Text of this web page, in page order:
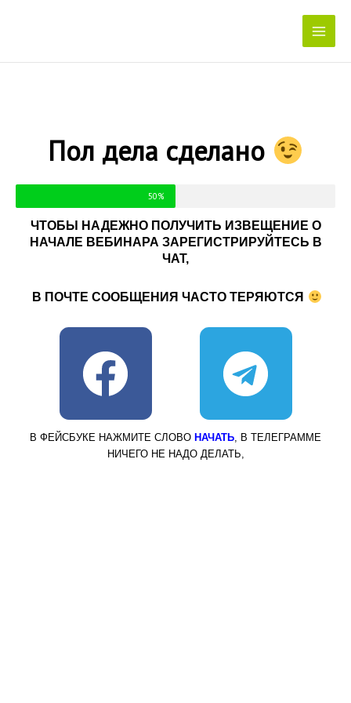
Пол дела сделано
50%
ЧТОБЫ НАДЕЖНО ПОЛУЧИТЬ ИЗВЕЩЕНИЕ О
НАЧАЛЕ ВЕБИНАРА ЗАРЕГИСТРИРУЙТЕСЬ В
ЧАТ,
В ПОЧТЕ СООБЩЕНИЯ ЧАСТО ТЕРЯЮТСЯ
F
a
c
T
e
l
В ФЕЙСБУКЕ НАЖМИТЕ СЛОВО НАЧАТЬ, В ТЕЛЕГРАММЕ
НИЧЕГО НЕ НАДО ДЕЛАТЬ,